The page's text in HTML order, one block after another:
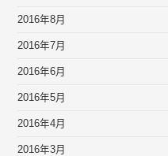
2016年8月
2016年7月
2016年6月
2016年5月
2016年4月
2016年3月